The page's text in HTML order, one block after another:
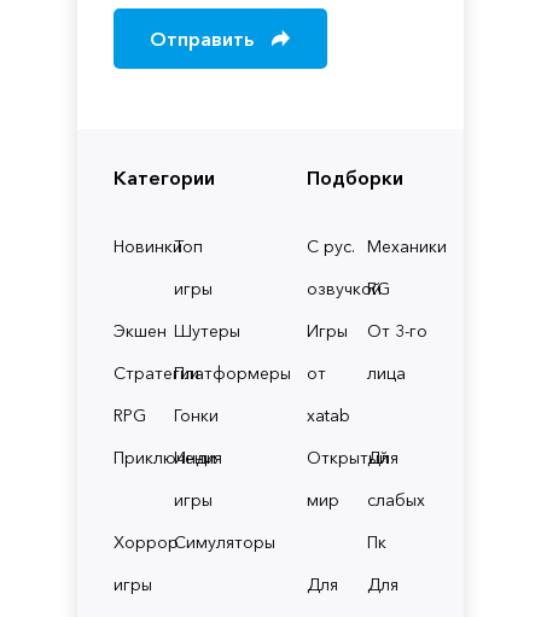
Категории
НовинкиТоп
игры
Экшен Шутеры
СтратегииПлатформеры
RPG
Гонки
Приключения
Инди
игры
Хоррор
игры
Симуляторы
Подборки
С рус.
озвучкой
Механики
RG
Игры
от
xatab
От 3-го
лица
Открытый
мир
Для
слабых
Пк
Для
Для
Отправить